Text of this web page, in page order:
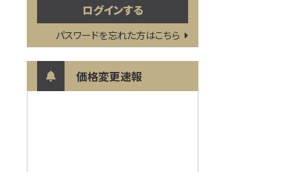
パスワードを忘れた方はこちら
価格変更速報